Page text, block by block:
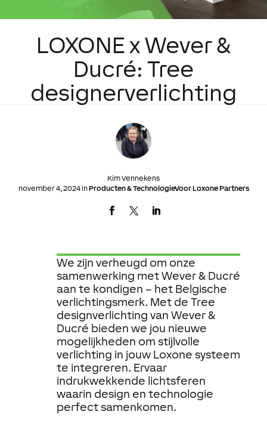
LOXONE x Wever &
Ducré: Tree
designerverlichting
Kim Vennekens
november 4, 2024 inProducten & TechnologieVoor Loxone Partners
We zijn verheugd om onze
samenwerking met Wever & Ducré
aan te kondigen – het Belgische
verlichtingsmerk. Met de Tree
designverlichting van Wever &
Ducré bieden we jou nieuwe
mogelijkheden om stijlvolle
verlichting in jouw Loxone systeem
te integreren. Ervaar
indrukwekkende lichtsferen
waarin design en technologie
perfect samenkomen.